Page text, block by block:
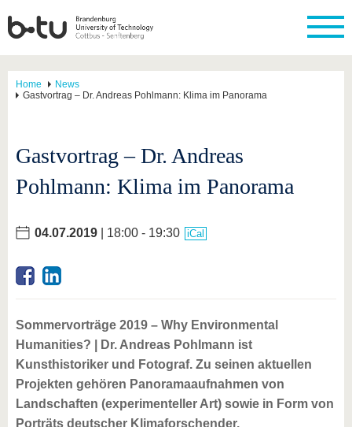
Home
News
Gastvortrag – Dr. Andreas Pohlmann: Klima im Panorama
Gastvortrag – Dr. Andreas
Pohlmann: Klima im Panorama
04.07.2019 | 18:00 - 19:30 iCal
Sommervorträge 2019 – Why Environmental
Humanities? | Dr. Andreas Pohlmann ist
Kunsthistoriker und Fotograf. Zu seinen aktuellen
Projekten gehören Panoramaaufnahmen von
Landschaften (experimenteller Art) sowie in Form von
Porträts deutscher Klimaforschender.